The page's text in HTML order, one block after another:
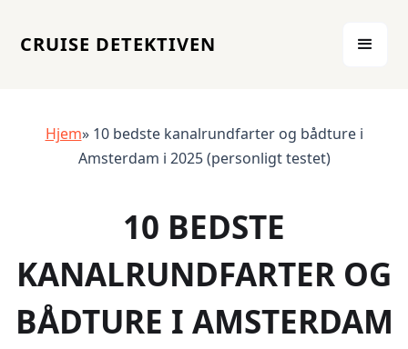
CRUISE DETEKTIVEN
Hjem» 10 bedste kanalrundfarter og bådture i
Amsterdam i 2025 (personligt testet)
10 BEDSTE
KANALRUNDFARTER OG
BÅDTURE I AMSTERDAM